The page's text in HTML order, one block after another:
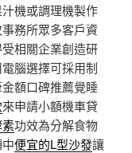
機或調理機製作
務所眾多客戶資
相關企業創造研
腦選擇可採用制
額口碑推薦覺睡
來申請小額機車貸
功效為分解食物
便宜的L型沙發讓